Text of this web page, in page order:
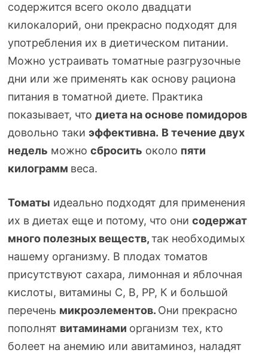
содержится всего около двадцати
килокалорий, они прекрасно подходят для
употребления их в диетическом питании.
Можно устраивать томатные разгрузочные
дни или же применять как основу рациона
питания в томатной диете. Практика
показывает, что диета на основе помидоров
довольно таки эффективна. В течение двух
недель можно сбросить около пяти
килограмм веса.
Томаты идеально подходят для применения
их в диетах еще и потому, что они содержат
много полезных веществ,так необходимых
нашему организму. В плодах томатов
присутствуют сахара, лимонная и яблочная
кислоты, витамины С, В, РР, К и большой
перечень микроэлементов. Они прекрасно
пополнят витаминами организм тех, кто
болеет на анемию или авитаминоз, наладят